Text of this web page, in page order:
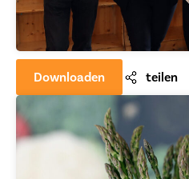
Downloaden teilen